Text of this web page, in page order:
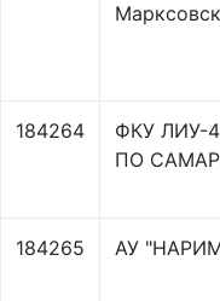
184264
ФКУ ЛИУ-
ПО
184265 АУ